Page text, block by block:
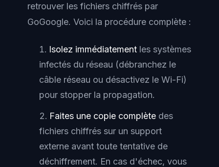
retrouver les fichiers chiffrés par
GoGoogle. Voici la procédure complète :
Isolez immédiatement les systèmes
infectés du réseau (débranchez le
câble réseau ou désactivez le Wi-Fi)
pour stopper la propagation.
Faites une copie complète des
fichiers chiffrés sur un support
externe avant toute tentative de
déchiffrement. En cas d'échec, vous